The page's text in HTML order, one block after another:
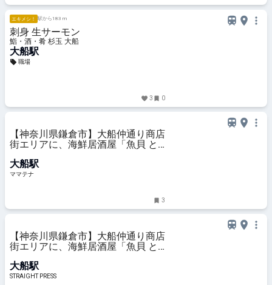
エキメシ！ 駅から183 m
刺身 生サーモン
鮨・酒・肴 杉玉 大船
大船駅
職場
3 0
【神奈川県鎌倉市】大船仲通り商店
街エリアに、海鮮居酒屋「魚貝 と
ナ
大船駅
ママテナ
3
【神奈川県鎌倉市】大船仲通り商店
街エリアに、海鮮居酒屋「魚貝 と
大船駅
STRAIGHT PRESS